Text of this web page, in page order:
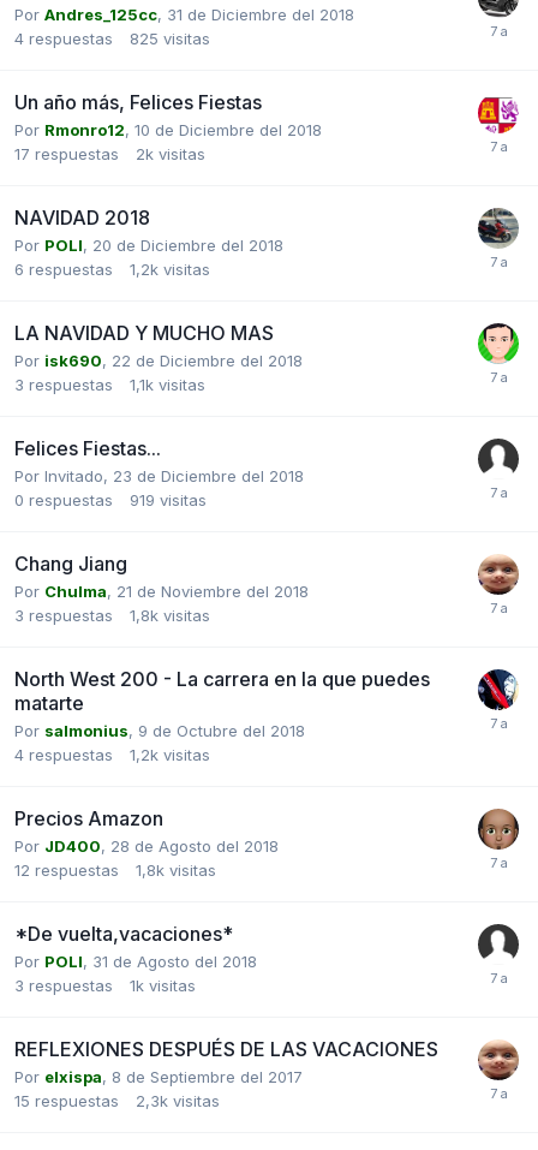
Por Andres_125cc, 31 de Diciembre del 2018
4 respuestas 825 visitas
Un año más, Felices Fiestas
Por Rmonro12, 10 de Diciembre del 2018
17 respuestas 2k visitas
NAVIDAD 2018
Por POLI, 20 de Diciembre del 2018
6 respuestas 1,2k visitas
LA NAVIDAD Y MUCHO MAS
Por isk690, 22 de Diciembre del 2018
3 respuestas 1,1k visitas
Felices Fiestas...
Por Invitado, 23 de Diciembre del 2018
0 respuestas 919 visitas
Chang Jiang
Por Chulma, 21 de Noviembre del 2018
3 respuestas 1,8k visitas
North West 200 - La carrera en la que puedes
matarte
Por salmonius, 9 de Octubre del 2018
4 respuestas 1,2k visitas
Precios Amazon
Por JD400, 28 de Agosto del 2018
12 respuestas 1,8k visitas
*De vuelta,vacaciones*
Por POLI, 31 de Agosto del 2018
3 respuestas 1k visitas
REFLEXIONES DESPUÉS DE LAS VACACIONES
Por elxispa, 8 de Septiembre del 2017
15 respuestas 2,3k visitas